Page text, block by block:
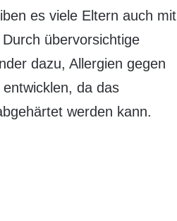
es viele Eltern auch mit
übervorsichtige
dazu, Allergien gegen
da das
werden kann.